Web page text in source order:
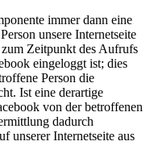
immer dann eine
unsere Internetseite
Zeitpunkt des Aufrufs
eingeloggt ist; dies
Person die
Ist eine derartige
von der betroffenen
dadurch
unserer Internetseite aus